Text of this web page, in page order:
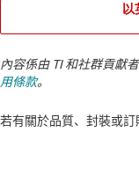
以
內容係由 TI 和社群貢獻
用條款。
若有關於品質、封裝或